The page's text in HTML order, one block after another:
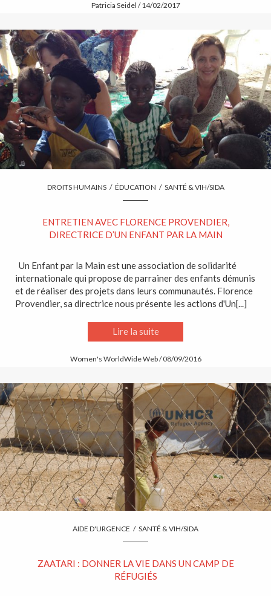
Patricia Seidel / 14/02/2017
DROITS HUMAINS / ÉDUCATION / SANTÉ & VIH/SIDA
ENTRETIEN AVEC FLORENCE PROVENDIER,
DIRECTRICE D’UN ENFANT PAR LA MAIN
Un Enfant par la Main est une association de solidarité
internationale qui propose de parrainer des enfants démunis
et de réaliser des projets dans leurs communautés. Florence
Provendier, sa directrice nous présente les actions d'Un[...]
Lire la suite
Women's WorldWide Web / 08/09/2016
AIDE D'URGENCE / SANTÉ & VIH/SIDA
ZAATARI : DONNER LA VIE DANS UN CAMP DE
RÉFUGIÉS